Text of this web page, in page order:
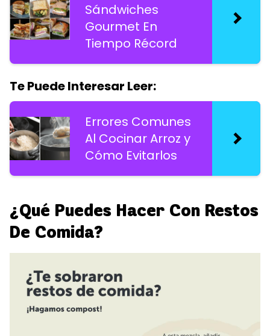
Sándwiches
Gourmet En
Tiempo Récord
Te Puede Interesar Leer:
Errores Comunes
Al Cocinar Arroz y
Cómo Evitarlos
¿Qué Puedes Hacer Con Restos
De Comida?